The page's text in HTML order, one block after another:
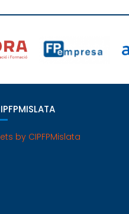
by CIPFPMislata